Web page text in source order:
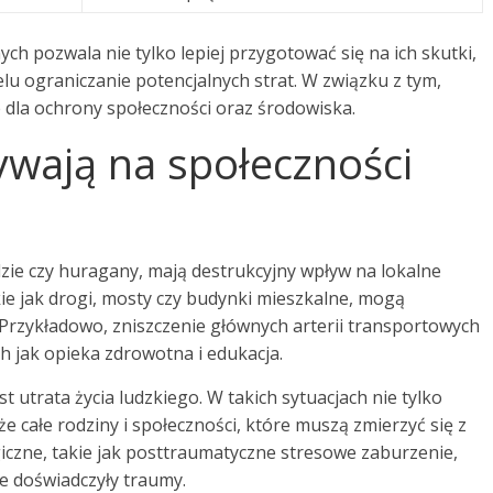
pozwala nie tylko lepiej przygotować się na ich skutki,
ograniczanie potencjalnych strat. W związku z tym,
ochrony społeczności oraz środowiska.
na społeczności
czy huragany, mają destrukcyjny wpływ na lokalne
jak drogi, mosty czy budynki mieszkalne, mogą
zniszczenie głównych arterii transportowych
jak opieka zdrowotna i edukacja.
utrata życia ludzkiego. W takich sytuacjach nie tylko
rodziny i społeczności, które muszą zmierzyć się z
takie jak posttraumatyczne stresowe zaburzenie,
traumy.